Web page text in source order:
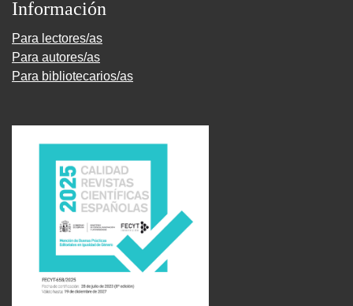
Información
Para lectores/as
Para autores/as
Para bibliotecarios/as